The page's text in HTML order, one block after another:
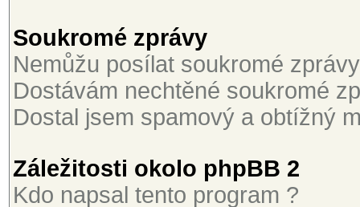
Soukromé zprávy
Nemůžu posílat soukromé
Dostávám nechtěné soukromé
Dostal jsem spamový a obtížný
Záležitosti okolo phpBB 2
Kdo napsal tento program ?